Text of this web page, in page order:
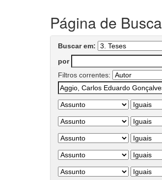
Página de Busca
Buscar em:
por
Filtros correntes: